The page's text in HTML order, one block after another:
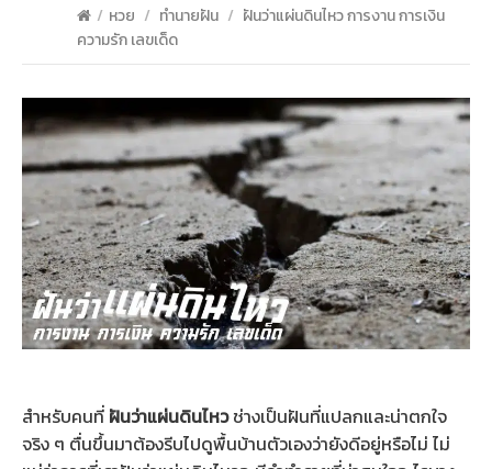
/ หวย / ทำนายฝัน / ฝันว่าแผ่นดินไหว การงาน การเงิน
ความรัก เลขเด็ด
สำหรับคนที่ ฝันว่าแผ่นดินไหวช่างเป็นฝันที่แปลกและน่าตกใจ
จริง ๆ ตื่นขึ้นมาต้องรีบไปดูพื้นบ้านตัวเองว่ายังดีอยู่หรือไม่ ไม่